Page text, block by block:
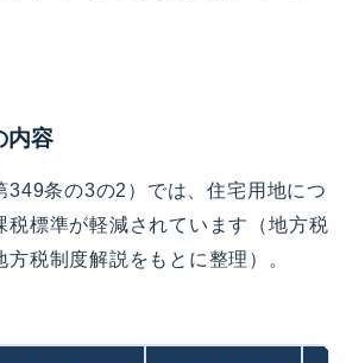
内容
349条の3の2）では、住宅用地につ
税標準が軽減されています（地方税
税制度解説をもとに整理）。